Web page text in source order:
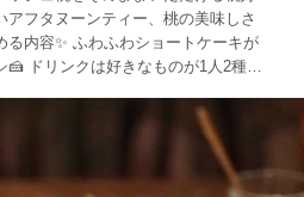
アフタヌーンティー、桃の美味しさ
る内容✨ ふわふわショートケーキが
🍰 ドリンクは好きなものが1人2種類